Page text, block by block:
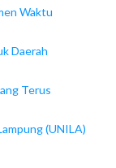
Waktu
Daerah
Terus
(UNILA)